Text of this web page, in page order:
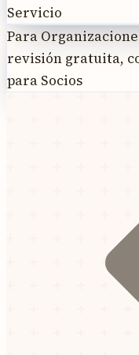
Servicio
Para
revisión gratuita,
para Socios